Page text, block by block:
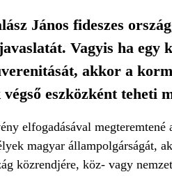
János fideszes
Vagyis ha egy
akkor a
eszközként teheti
elfogadásával
magyar állampolgárságát,
közrendjére, köz- vagy